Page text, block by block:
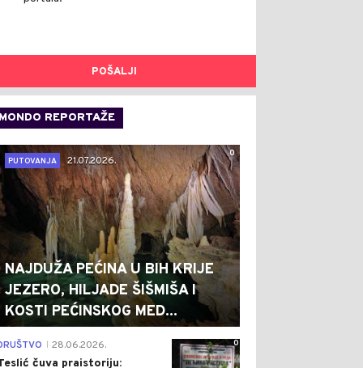
POŠALJI
MONDO REPORTAŽE
0
PUTOVANJA
21.07.2026.
NAJDUŽA PEĆINA U BIH KRIJE
JEZERO, HILJADE ŠIŠMIŠA I
KOSTI PEĆINSKOG MED...
0
28.06.2026.
čuva praistoriju: